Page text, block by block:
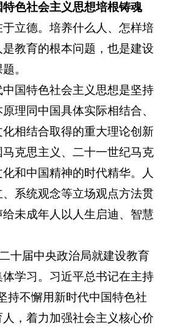
特色社会主义思想培根铸魂
立德。培养什么人、怎样培
教育的根本问题，也是建设
。
国特色社会主义思想是坚持
理同中国具体实际相结合、
相结合取得的重大理论创新
克思主义、二十一世纪马克
和中国精神的时代精华。人
系统观念等立场观点方法贯
未成年人以人生启迪、智慧
十届中央政治局就建设教育
学习。习近平总书记在主持
持不懈用新时代中国特色社
，着力加强社会主义核心价